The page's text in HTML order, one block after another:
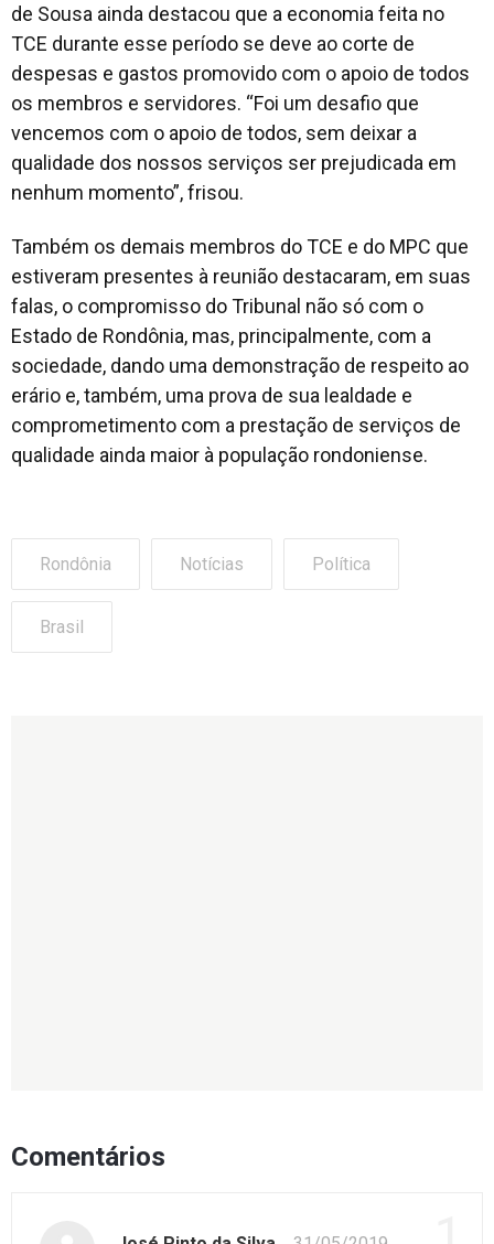
de Sousa ainda destacou que a economia feita no
TCE durante esse período se deve ao corte de
despesas e gastos promovido com o apoio de todos
os membros e servidores. “Foi um desafio que
vencemos com o apoio de todos, sem deixar a
qualidade dos nossos serviços ser prejudicada em
nenhum momento”, frisou.
Também os demais membros do TCE e do MPC que
estiveram presentes à reunião destacaram, em suas
falas, o compromisso do Tribunal não só com o
Estado de Rondônia, mas, principalmente, com a
sociedade, dando uma demonstração de respeito ao
erário e, também, uma prova de sua lealdade e
comprometimento com a prestação de serviços de
qualidade ainda maior à população rondoniense.
Rondônia Notícias Política
Brasil
Comentários